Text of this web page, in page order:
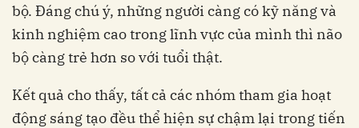
bộ. Đáng chú ý, những người càng có kỹ năng và
kinh nghiệm cao trong lĩnh vực của mình thì não
Kết quả cho thấy, tất cả các nhóm tham gia hoạt
động sáng tạo đều thể hiện sự chậm lại trong tiến